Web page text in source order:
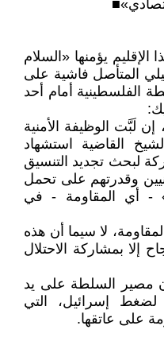
يؤمنها «السلام
المتأصل فاشية على
الفلسطينية أمام أحد
لَبَّت الوظيفة الأمنية
القاضية استشهاد
لبحث تجديد التنسيق
وقدرتهم على تحمل
- أي المقاومة - في
لا سيما أن هذه
إلا بمشاركة الاحتلال
مصير السلطة على يد
لضغط إسرائيل، التي
على عاتقها.